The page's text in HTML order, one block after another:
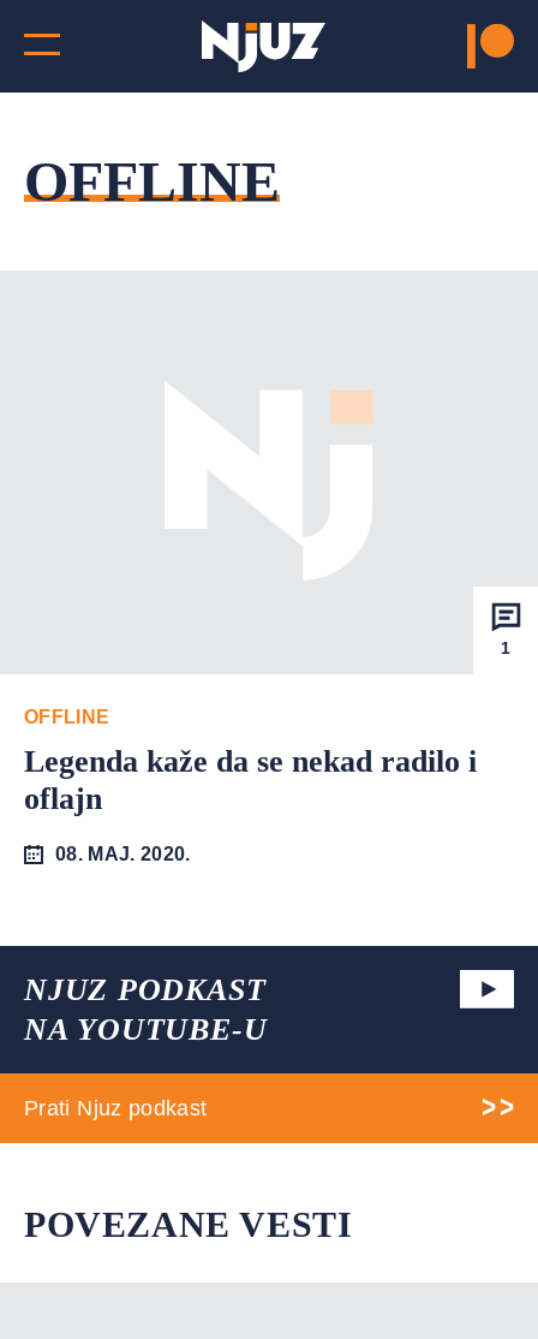
OFFLINE
1
OFFLINE
Legenda kaže da se nekad radilo i
oflajn
08. MAJ. 2020.
NJUZ PODKAST
NA YOUTUBE-U
Prati Njuz podkast
POVEZANE VESTI